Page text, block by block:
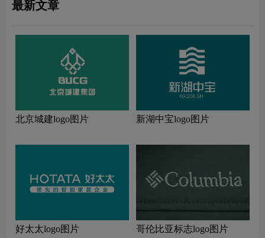
最新文章
北京城建logo图片 新湖中宝logo图片
好太太logo图片 哥伦比亚标志logo图片